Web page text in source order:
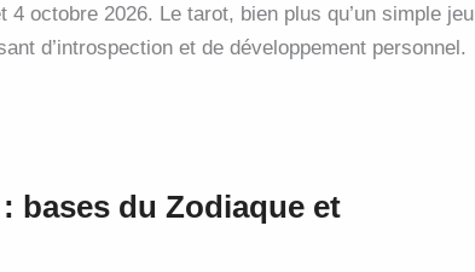
4 octobre 2026. Le tarot, bien plus qu’un simple jeu
d’introspection et de développement personnel.
bases du Zodiaque et